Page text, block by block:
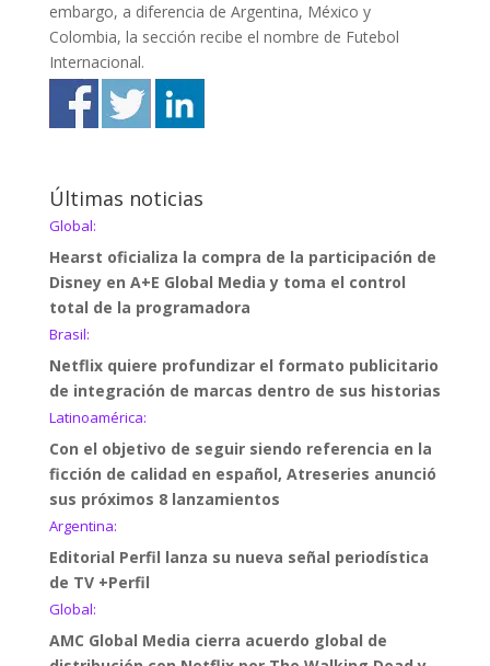
embargo, a diferencia de Argentina, México y
Colombia, la sección recibe el nombre de Futebol
Internacional.
Últimas noticias
Global:
Hearst oficializa la compra de la participación de
Disney en A+E Global Media y toma el control
total de la programadora
Brasil:
Netflix quiere profundizar el formato publicitario
de integración de marcas dentro de sus historias
Latinoamérica:
Con el objetivo de seguir siendo referencia en la
ficción de calidad en español, Atreseries anunció
sus próximos 8 lanzamientos
Argentina:
Editorial Perfil lanza su nueva señal periodística
de TV +Perfil
Global:
AMC Global Media cierra acuerdo global de